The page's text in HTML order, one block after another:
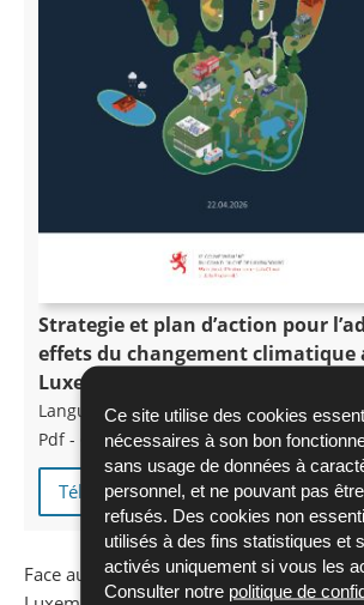
Ce site utilise des cookies
nécessaires à son bon
sans usage de données à
personnel, et ne pouvant pas être
refusés. Des cookies non
utilisés à des fins statistiques et
activés uniquement si vous les
Consulter notre politique de
Strategie et plan d’action pour
eﬀets du changement climatique
Luxembourg (2025 – 2035)
Langue :Français
Pdf - 6,36 Mo - 236 page(s)
Télécharger
Face aux effets déjà visibles du